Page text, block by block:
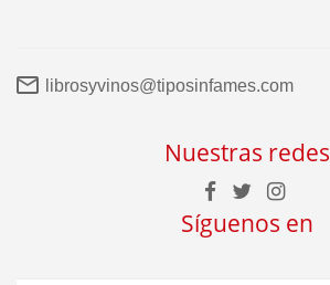
librosyvinos@tiposinfames.com
Nuestras redes
Síguenos en